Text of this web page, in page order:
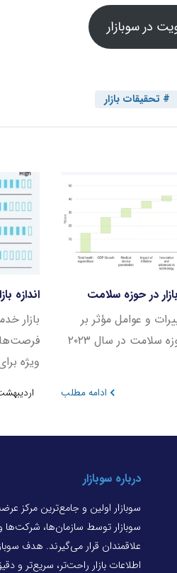
در سوبازار
تحقیقات بازار
در حوزه سلامت
و عوامل مؤثر بر
رشد بازار در حوزه سلامت در سال ۲۰۲۳
ادامه مطلب
اندازه
بازار
ویژه
اردیبهشت،
درباره سوبازار
سوبازار اولین و جامع‌ترین مرکز
سوبازار توسط سازمان‌ها،
علاقمندان قرار می‌گیرند. هدف
اطلاعات بازار راحت‌تر، سریع‌تر و